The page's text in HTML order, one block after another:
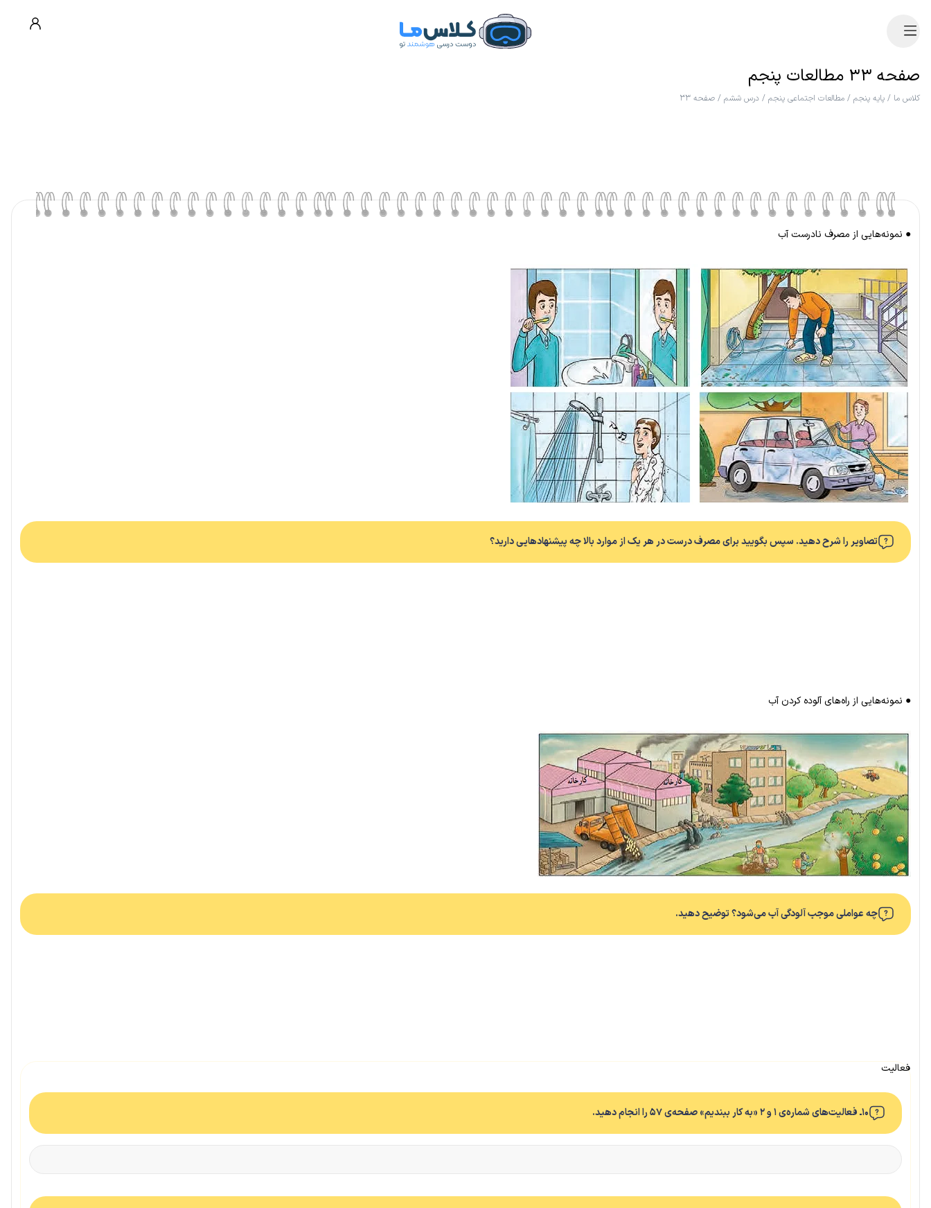
صفحه ۳۳ مطالعات پنجم
کلاس ما / پایه پنجم / مطالعات اجتماعی پنجم / درس ششم / صفحه ۳۳
● نمونه‌هایی از مصرف نادرست آب
تصاویر را شرح دهید. سپس بگویید برای مصرف درست در هر یک از موارد بالا چه پیشنهادهایی دارید؟
● نمونه‌هایی از راه‌های آلوده کردن آب
چه عواملی موجب آلودگی آب می‌شود؟ توضیح دهید.
فعالیت
۱۰ـ فعالیت‌های شماره‌ی ۱ و ۲ «به کار ببندیم» صفحه‌ی ۵۷ را انجام دهید.